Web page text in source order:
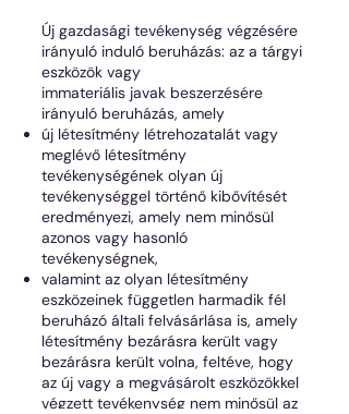
Új gazdasági tevékenység végzésére
irányuló induló beruházás: az a tárgyi
eszközök vagy
immateriális javak beszerzésére
irányuló beruházás, amely
új létesítmény létrehozatalát vagy
meglévő létesítmény
tevékenységének olyan új
tevékenységgel történő kibővítését
eredményezi, amely nem minősül
azonos vagy hasonló
tevékenységnek,
valamint az olyan létesítmény
eszközeinek független harmadik fél
beruházó általi felvásárlása is, amely
létesítmény bezárásra került vagy
bezárásra került volna, feltéve, hogy
az új vagy a megvásárolt eszközökkel
végzett tevékenység nem minősül az